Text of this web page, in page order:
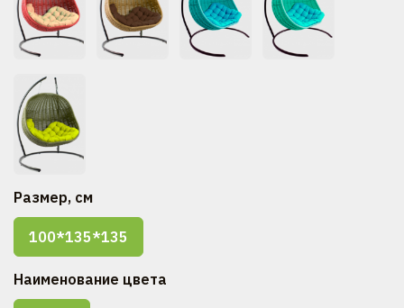
Размер, см
100*135*135
Наименование цвета